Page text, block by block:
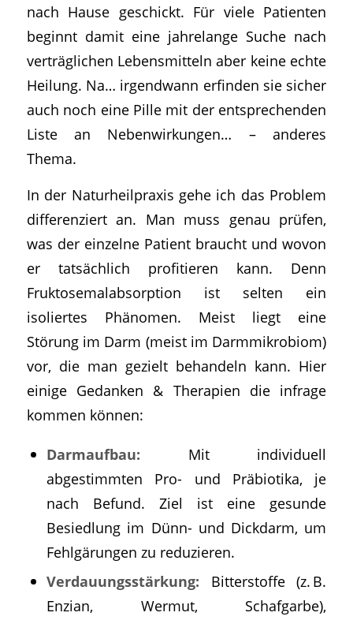
nach Hause geschickt. Für viele Patienten
beginnt damit eine jahrelange Suche nach
verträglichen Lebensmitteln aber keine echte
Heilung. Na… irgendwann erfinden sie sicher
auch noch eine Pille mit der entsprechenden
Liste an Nebenwirkungen… – anderes
Thema.
In der Naturheilpraxis gehe ich das Problem
differenziert an. Man muss genau prüfen,
was der einzelne Patient braucht und wovon
er tatsächlich profitieren kann. Denn
Fruktosemalabsorption ist selten ein
isoliertes Phänomen. Meist liegt eine
Störung im Darm (meist im Darmmikrobiom)
vor, die man gezielt behandeln kann. Hier
einige Gedanken & Therapien die infrage
kommen können:
Darmaufbau: Mit individuell
abgestimmten Pro- und Präbiotika, je
nach Befund. Ziel ist eine gesunde
Besiedlung im Dünn- und Dickdarm, um
Fehlgärungen zu reduzieren.
Verdauungsstärkung: Bitterstoffe (z. B.
Enzian, Wermut, Schafgarbe),